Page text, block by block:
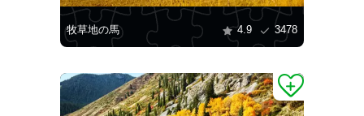
牧草地の馬 4.9 3478